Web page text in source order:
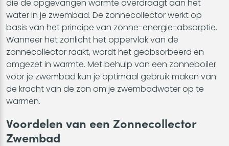
die de opgevangen warmte overdraagt aan het
water in je zwembad. De zonnecollector werkt op
basis van het principe van zonne-energie-absorptie.
Wanneer het zonlicht het oppervlak van de
zonnecollector raakt, wordt het geabsorbeerd en
omgezet in warmte. Met behulp van een zonneboiler
voor je zwembad kun je optimaal gebruik maken van
de kracht van de zon om je zwembadwater op te
warmen.
Voordelen van een Zonnecollector
Zwembad